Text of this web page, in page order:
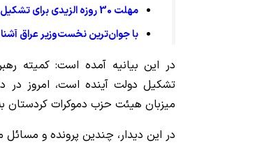
مهلت 30 روزه الزیدی برای تشکیل کابینه جدید عراق
با جوان‌ترین نخست‌وزیر عراق
در این بیانیه آمده است: کمیته
تشکیل دولت آینده است، امروز در
میزبان هیئت حزب دموکرات کردستان
در این دیدار، چندین پرونده و